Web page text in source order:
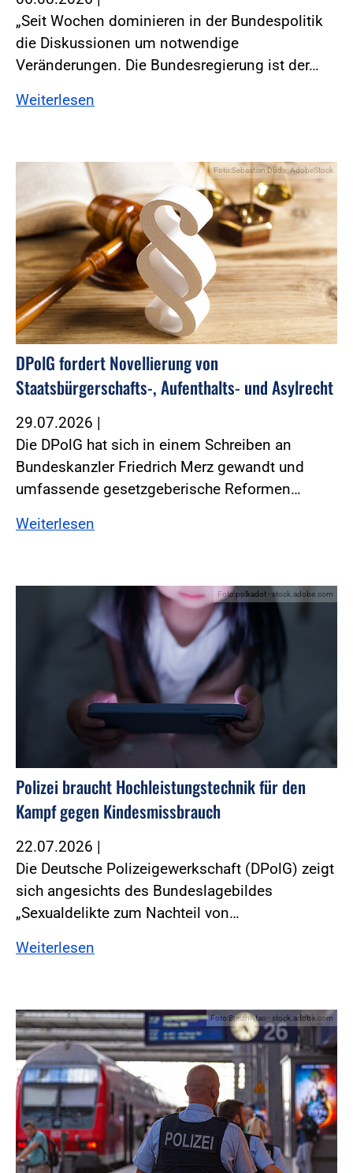
„Seit Wochen dominieren in der Bundespolitik
die Diskussionen um notwendige
Veränderungen. Die Bundesregierung ist der…
Weiterlesen
Foto:Sebastian Duda_AdobeStock
DPolG fordert Novellierung von
Staatsbürgerschafts-, Aufenthalts- und Asylrecht
29.07.2026 |
Die DPolG hat sich in einem Schreiben an
Bundeskanzler Friedrich Merz gewandt und
umfassende gesetzgeberische Reformen…
Weiterlesen
Foto:polkadot - stock.adobe.com
Polizei braucht Hochleistungstechnik für den
Kampf gegen Kindesmissbrauch
22.07.2026 |
Die Deutsche Polizeigewerkschaft (DPolG) zeigt
sich angesichts des Bundeslagebildes
„Sexualdelikte zum Nachteil von…
Weiterlesen
Foto:BreizhAtao - stock.adobe.com